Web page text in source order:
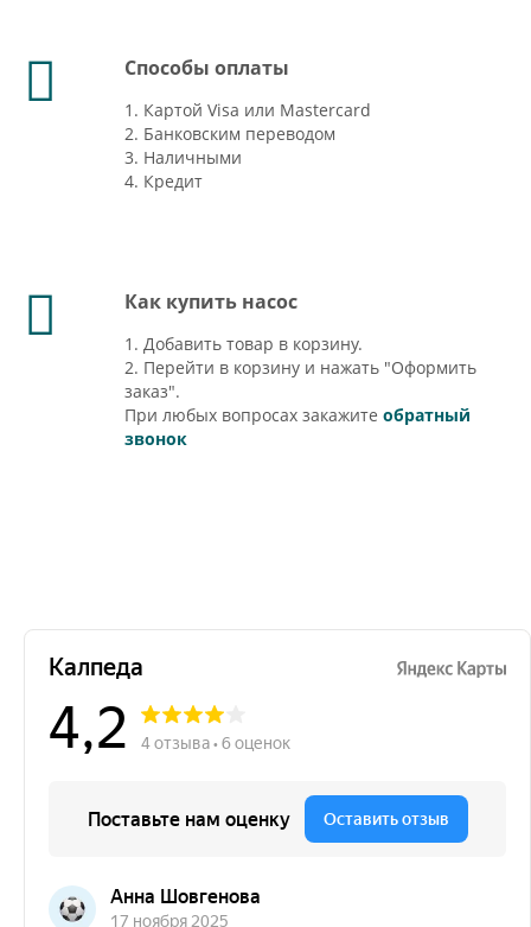
Способы оплаты
1. Картой Visa или Mastercard
2. Банковским переводом
3. Наличными
4. Кредит
Как купить насос
1. Добавить товар в корзину.
2. Перейти в корзину и нажать "Оформить
заказ".
При любых вопросах закажите обратный
звонок